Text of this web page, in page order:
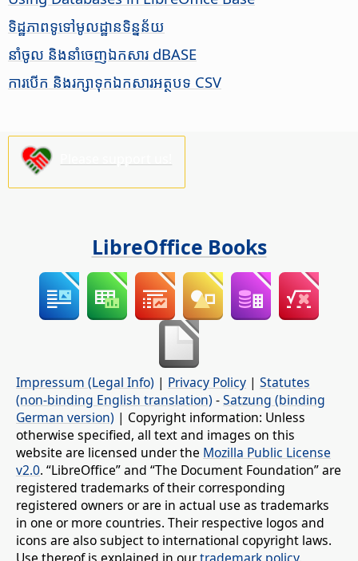
ទិដ្ឋភាព​ទូទៅ​មូល​ដ្ឋាន​ទិន្នន័យ
នាំចូល និង​នាំចេញ​ឯកសារ dBASE
ការ​បើក និង​រក្សា​ទុក​ឯកសារ​អត្ថបទ CSV
LibreOffice Books
Impressum (Legal Info) | Privacy Policy | Statutes
(non-binding English translation) -Satzung (binding
German version) | Copyright information: Unless
otherwise specified, all text and images on this
website are licensed under the Mozilla Public License
v2.0. “LibreOffice” and “The Document Foundation” are
registered trademarks of their corresponding
registered owners or are in actual use as trademarks
in one or more countries. Their respective logos and
icons are also subject to international copyright laws.